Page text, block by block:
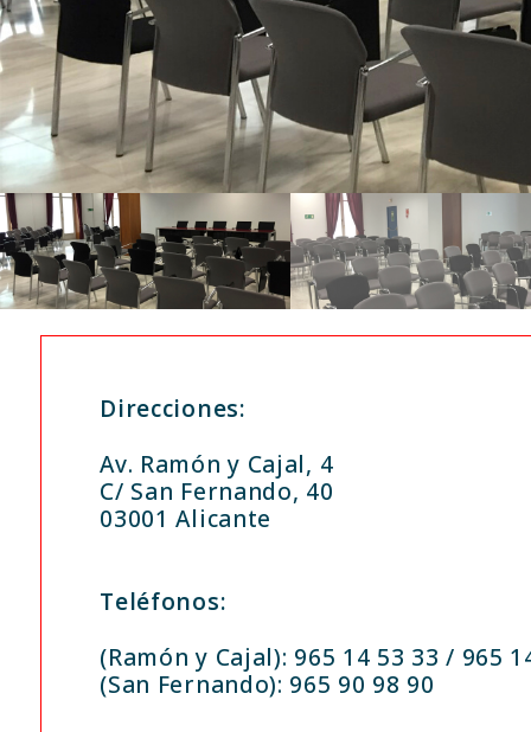
Agenda
Contacto
Search
Direcciones:
Av. Ramón y Cajal, 4
C/ San Fernando, 40
03001 Alicante
Teléfonos:
(Ramón y Cajal): 965 14 53 33 / 965
(San Fernando): 965 90 98 90